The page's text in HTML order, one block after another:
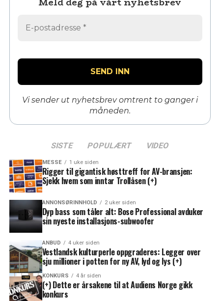
Vi sender ut nyhetsbrev omtrent to ganger i
måneden.
SISTE POPULÆRT VIDEO
MESSE 1 uke siden
Rigger til gigantisk høsttreff for AV-bransjen:
Sjekk hvem som inntar Trollåsen (+)
ANNONSØRINNHOLD 2 uker siden
Dyp bass som tåler alt: Bose Professional avduker
sin nyeste installasjons-subwoofer
ANBUD 4 uker siden
Vestlandsk kulturperle oppgraderes: Legger over
sju millioner i potten for ny AV, lyd og lys (+)
KONKURS 4 år siden
(+) Dette er årsakene til at Audiens Norge gikk
konkurs